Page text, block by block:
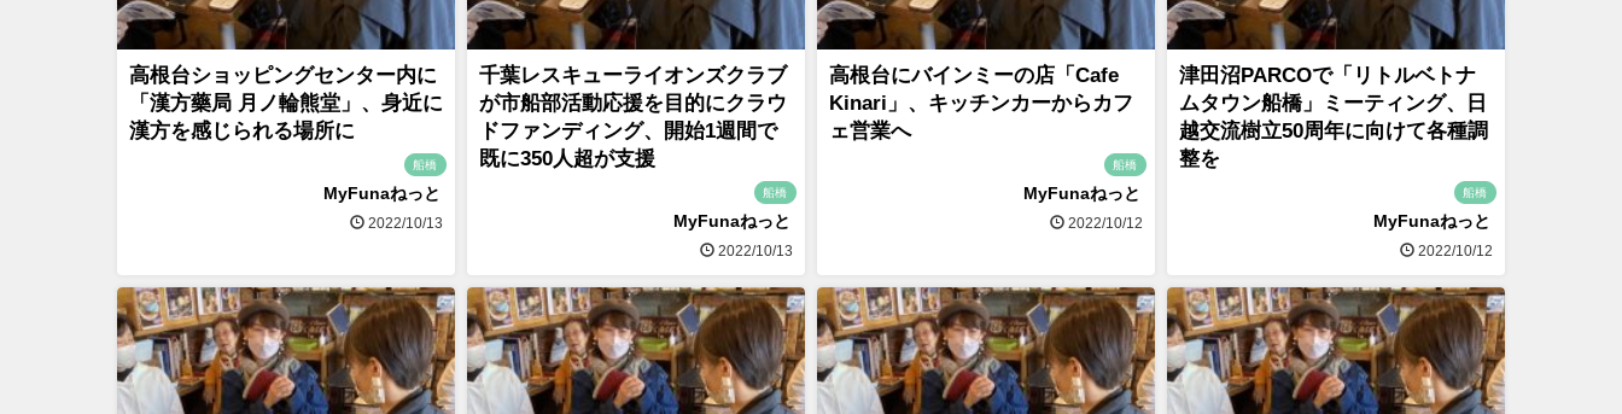
高根台ショッピングセンター内に
「漢方藥局 月ノ輪熊堂」、身近に
漢方を感じられる場所に
船橋
MyFunaねっと
2022/10/13
千葉レスキューライオンズクラブ
が市船部活動応援を目的にクラウ
ドファンディング、開始1週間で
既に350人超が支援
船橋
MyFunaねっと
2022/10/13
高根台にバインミーの店「Cafe
Kinari」、キッチンカーからカフ
ェ営業へ
船橋
MyFunaねっと
2022/10/12
津田沼PARCOで「リトルベトナ
ムタウン船橋」ミーティング、日
越交流樹立50周年に向けて各種調
整を
船橋
MyFunaねっと
2022/10/12